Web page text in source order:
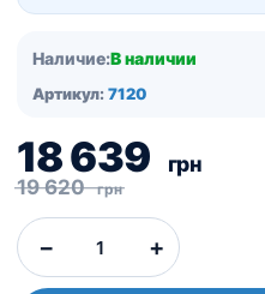
Наличие:В наличии
Артикул: 7120
19 620 грн
цена
составляла
19
18 639 грн
Текущая
цена:
18
639
− +